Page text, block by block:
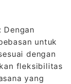
Dengan
untuk
dengan
fleksibilitas
yang